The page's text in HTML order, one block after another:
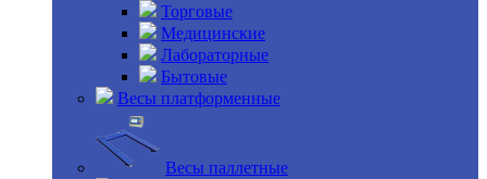
Торговые
Медицинские
Лабораторные
Бытовые
Весы платформенные
Весы паллетные